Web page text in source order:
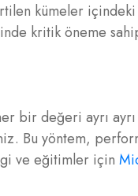
kümeler
kritik öneme
bir değeri ayrı ayrı
Bu yöntem,
ve eğitimler için